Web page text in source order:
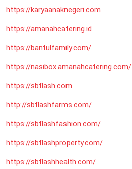
https://karyaanaknegeri.com
https://amanahcatering.id
https://bantulfamily.com/
https://nasibox.amanahcatering.com/
https://sbflash.com
http://sbflashfarms.com/
https://sbflashfashion.com/
https://sbflashproperty.com/
https://sbflashhealth.com/